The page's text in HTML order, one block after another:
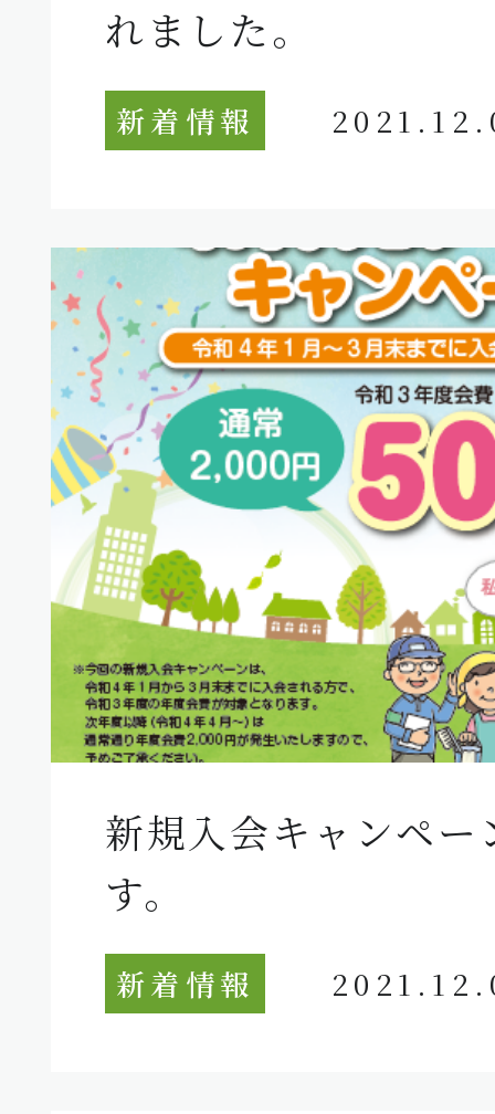
れました。
新着情報
新規入会キャンペ
す。
新着情報